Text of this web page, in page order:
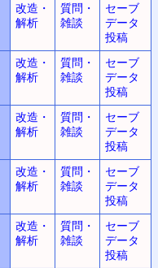
改造・
解析
質問・
雑談
セーブ
データ
投稿
改造・
解析
質問・
雑談
セーブ
データ
投稿
改造・
解析
質問・
雑談
セーブ
データ
投稿
改造・
解析
質問・
雑談
セーブ
データ
投稿
改造・
解析
質問・
雑談
セーブ
データ
投稿